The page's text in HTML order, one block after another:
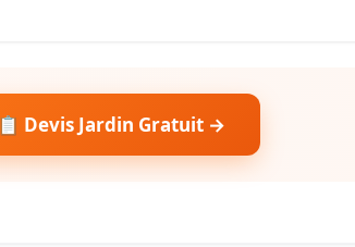
📋 Devis Jardin Gratuit →